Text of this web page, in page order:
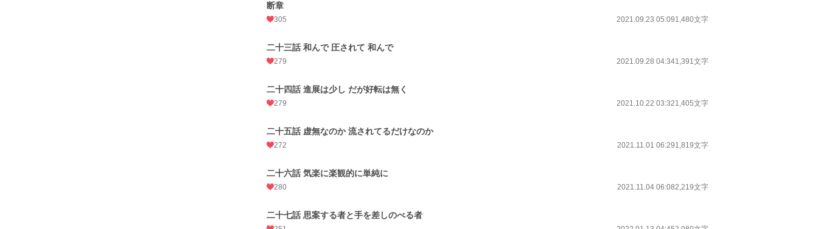
断章
305 2021.09.23 05:091,480文字
二十三話 和んで 圧されて 和んで
279 2021.09.28 04:341,391文字
二十四話 進展は少し だが好転は無く
279 2021.10.22 03:321,405文字
二十五話 虚無なのか 流されてるだけなのか
272 2021.11.01 06:291,819文字
二十六話 気楽に楽観的に単純に
280 2021.11.04 06:082,219文字
二十七話 思案する者と手を差しのべる者